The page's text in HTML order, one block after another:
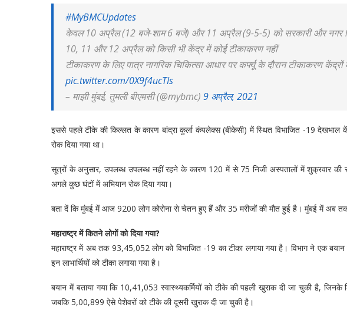
#MyBMCUpdates
केवल 10 अप्रैल (12 बजे-शाम 6 बजे) और 11 अप्रैल (9-5-5) को सरकारी और नगर
10, 11 और 12 अप्रैल को किसी भी केंद्र में कोई टीकाकरण नहीं
टीकाकरण के लिए पात्र नागरिक चिकित्सा आधार पर कर्फ्यू के दौरान टीकाकरण
pic.twitter.com/0X9f4ucTIs
– माझी मुंबई, तुमली बीएमसी (@mybmc) 9 अप्रैल, 2021
इससे पहले टीके की किल्लत के कारण बांद्रा कुर्ला कंपलेक्स (बीकेसी) में स्थित विभाजित -19
रोक दिया गया था।
सूत्रों के अनुसार, उपलब्ध उपलब्ध नहीं रहने के कारण 120 में से 75 निजी अस्पतालों में शुक्रवार की
अगले कुछ घंटों में अभियान रोक दिया गया।
बता दें कि मुंबई में आज 9200 लोग कोरोना से चेतन हुए हैं और 35 मरीजों की मौत हुई है। मुंबई में अब
महाराष्ट्र में कितने लोगों को दिया गया?
महाराष्ट्र में अब तक 93,45,052 लोग को विभाजित -19 का टीका लगाया गया है। विभाग ने एक
इन लाभार्थियों को टीका लगाया गया है।
बयान में बताया गया कि 10,41,053 स्वास्थ्यकर्मियों को टीके की पहली खुराक दी जा चुकी है,
जबकि 5,00,899 ऐसे पेशेवरों को टीके की दूसरी खुराक दी जा चुकी है।